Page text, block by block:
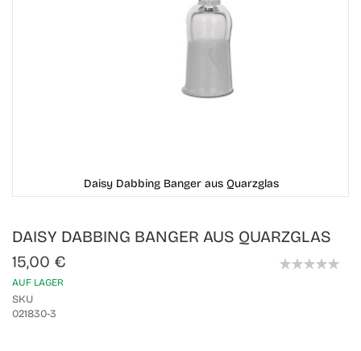
DAISY DABBING BANGER AUS QUARZGLAS
15,00 €
AUF LAGER
SKU
021830-3
Daisy Dabbing Banger aus Quarzglas
to
beginning
of
images
gallery